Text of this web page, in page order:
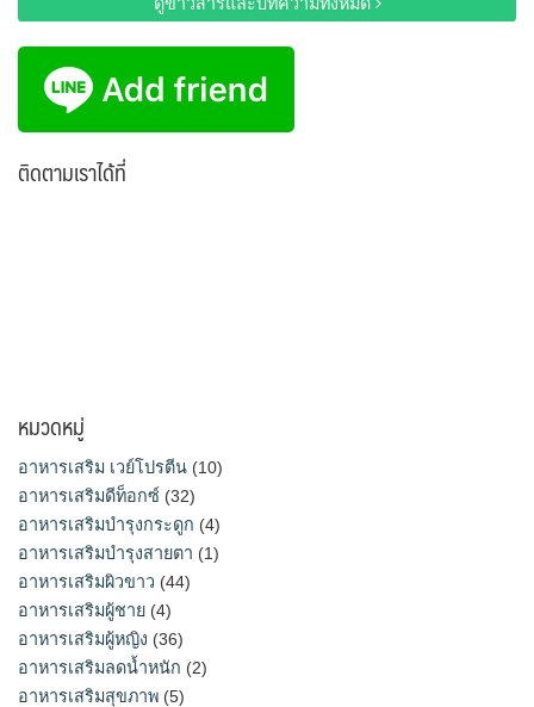
ติดตามเราได้ที่
หมวดหมู่
อาหารเสริม เวย์โปรตีน (10)
อาหารเสริมดีท็อกซ์ (32)
อาหารเสริมบำรุงกระดูก (4)
อาหารเสริมบำรุงสายตา (1)
อาหารเสริมผิวขาว (44)
อาหารเสริมผู้ชาย (4)
อาหารเสริมผู้หญิง (36)
อาหารเสริมลดน้ำหนัก (2)
อาหารเสริมสุขภาพ (5)